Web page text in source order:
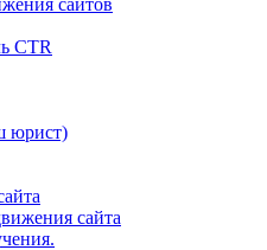
CTR
юрист)
сайта